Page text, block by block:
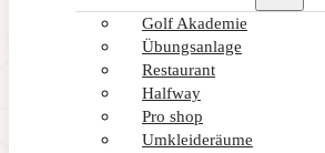
Golf Akademie
Übungsanlage
Restaurant
Halfway
Pro shop
Umkleideräume